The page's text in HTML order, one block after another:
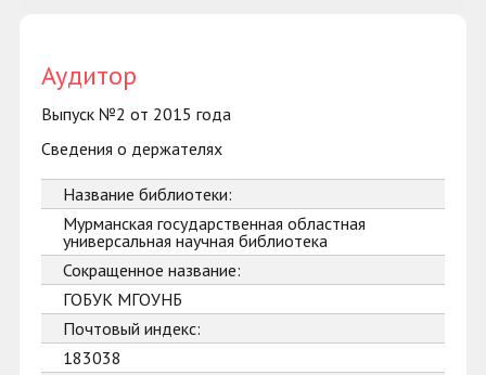
Аудитор
Выпуск №2 от 2015 года
Сведения о держателях
Название библиотеки:
Мурманская государственная областная
универсальная научная библиотека
Сокращенное название:
ГОБУК МГОУНБ
Почтовый индекс:
183038